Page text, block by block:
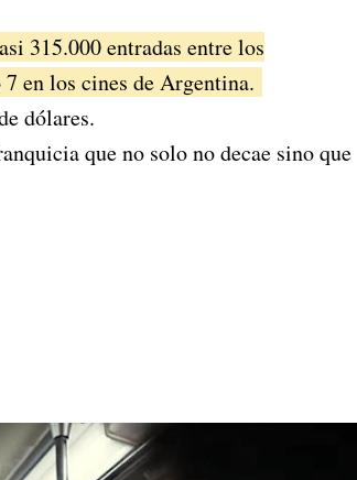
315.000 entradas entre los
en los cines de Argentina.
dólares.
que no solo no decae sino que